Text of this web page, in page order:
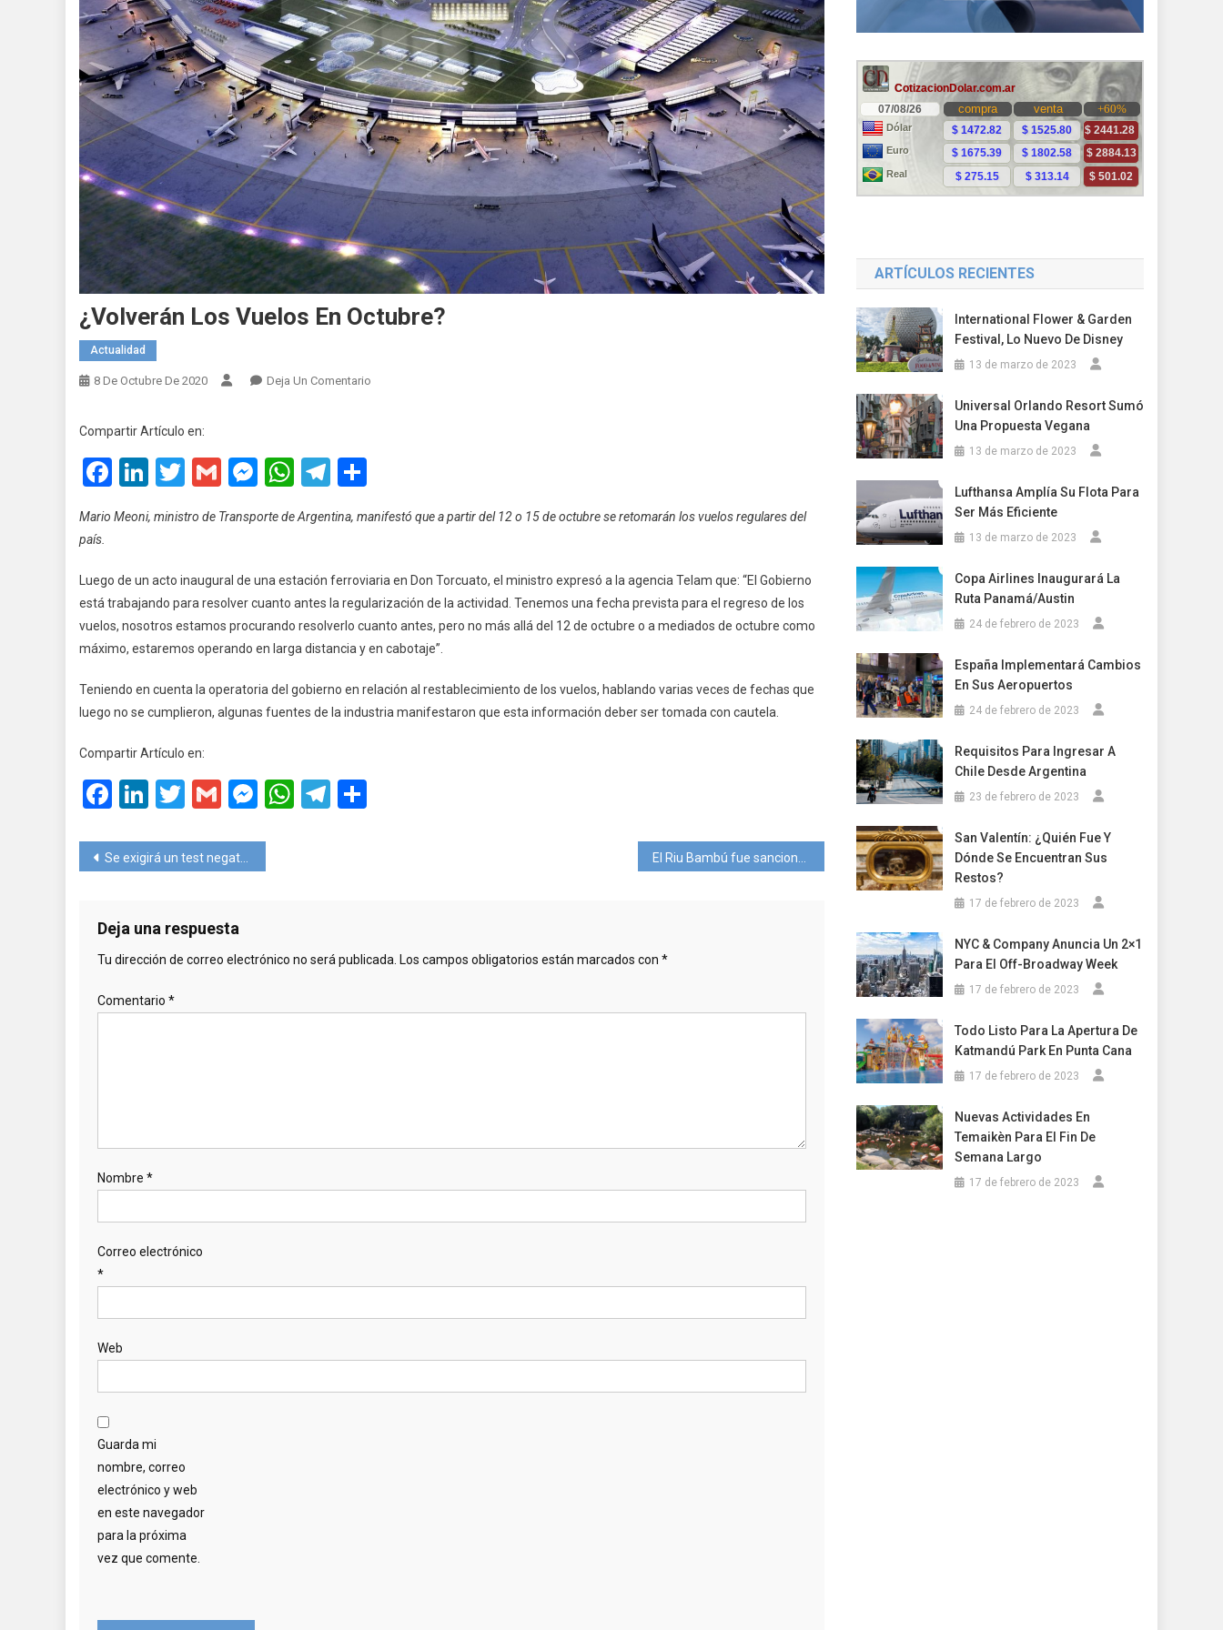
¿Volverán Los Vuelos En Octubre?
Actualidad
8 De Octubre De 2020 Deja Un Comentario
Compartir Artículo en:
Facebook
LinkedIn
Twitter
GmailMessenger
WhatsApp
Telegram
Mario Meoni, ministro de Transporte de Argentina, manifestó que a partir del 12 o 15 de octubre se retomarán los vuelos regulares del
país.
Luego de un acto inaugural de una estación ferroviaria en Don Torcuato, el ministro expresó a la agencia Telam que: “El Gobierno
está trabajando para resolver cuanto antes la regularización de la actividad. Tenemos una fecha prevista para el regreso de los
vuelos, nosotros estamos procurando resolverlo cuanto antes, pero no más allá del 12 de octubre o a mediados de octubre como
máximo, estaremos operando en larga distancia y en cabotaje”.
Teniendo en cuenta la operatoria del gobierno en relación al restablecimiento de los vuelos, hablando varias veces de fechas que
luego no se cumplieron, algunas fuentes de la industria manifestaron que esta información deber ser tomada con cautela.
Compartir Artículo en:
Facebook
LinkedIn
Twitter
GmailMessenger
WhatsApp
Telegram
Navegación
entradas
Se exigirá un test negativo para embarcar en los cruceros asociados a CLIA
Deja una respuesta
Tu dirección de correo electrónico no será publicada. Los campos obligatorios están marcados con *
Comentario *
Nombre *
Correo electrónico
*
Web
Guarda mi
nombre, correo
electrónico y web
en este navegador
para la próxima
vez que comente.
ARTÍCULOS RECIENTES
International Flower & Garden
Festival, Lo Nuevo De Disney
13 de marzo de 2023
Universal Orlando Resort Sumó
Una Propuesta Vegana
13 de marzo de 2023
Lufthansa Amplía Su Flota Para
Ser Más Eficiente
13 de marzo de 2023
Copa Airlines Inaugurará La
Ruta Panamá/Austin
24 de febrero de 2023
España Implementará Cambios
En Sus Aeropuertos
24 de febrero de 2023
Requisitos Para Ingresar A
Chile Desde Argentina
23 de febrero de 2023
San Valentín: ¿Quién Fue Y
Dónde Se Encuentran Sus
Restos?
17 de febrero de 2023
NYC & Company Anuncia Un 2×1
Para El Off-Broadway Week
17 de febrero de 2023
Todo Listo Para La Apertura De
Katmandú Park En Punta Cana
17 de febrero de 2023
Nuevas Actividades En
Temaikèn Para El Fin De
Semana Largo
17 de febrero de 2023